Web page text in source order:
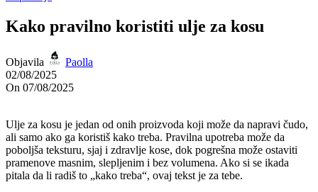
Kako pravilno koristiti ulje za kosu
Objavila
Paolla
02/08/2025
On 07/08/2025
Ulje za kosu je jedan od onih proizvoda koji može da napravi čudo,
ali samo ako ga koristiš kako treba. Pravilna upotreba može da
poboljša teksturu, sjaj i zdravlje kose, dok pogrešna može ostaviti
pramenove masnim, slepljenim i bez volumena. Ako si se ikada
pitala da li radiš to „kako treba“, ovaj tekst je za tebe.